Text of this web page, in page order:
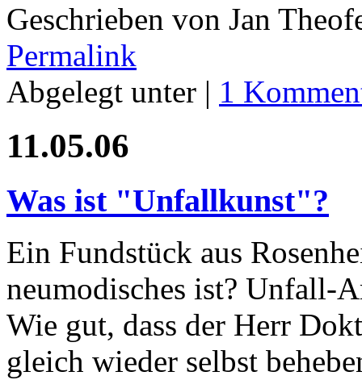
Geschrieben von Jan
Permalink
Abgelegt unter | 1
11.05.06
Was ist "Unfallkunst"?
Ein Fundstück aus
neumodisches ist? Unfall-
Wie gut, dass der Herr
gleich wieder selbst